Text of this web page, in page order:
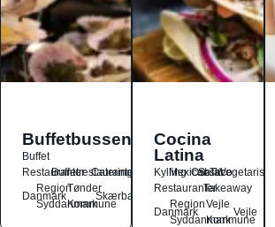
Buffetbussen
Buffet
Restauranter
Buffetrestauranter
Catering
Danmark
Region
Syddanmark
Tønder
Kommune
Skærbæk
Cocina
Latina
Kylling
Mexicansk
OstSalat
TacoVegetarisk
RestauranterTakeaway
Danmark
Region
Syddanmark
Vejle
Kommune
Vejle